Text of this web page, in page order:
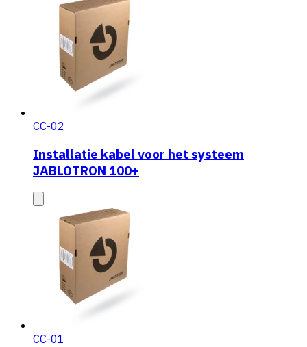
CC-02
Installatie kabel voor het systeem
JABLOTRON 100+
CC-01